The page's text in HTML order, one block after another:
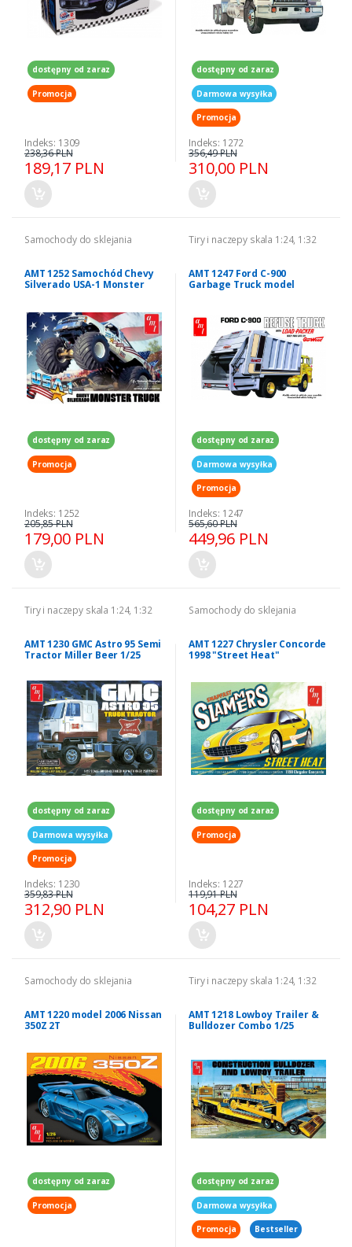
dostępny od zaraz
Promocja
Indeks: 1309
189,17 PLN
238,36 PLN
dostępny od zaraz
Darmowa wysyłka
Promocja
Indeks: 1272
310,00 PLN
356,49 PLN
Samochody do sklejania
AMT 1252 Samochód Chevy
Silverado USA-1 Monster
dostępny od zaraz
Promocja
Indeks: 1252
179,00 PLN
205,85 PLN
Tiry i naczepy skala 1:24, 1:32
AMT 1247 Ford C-900
Garbage Truck model
dostępny od zaraz
Darmowa wysyłka
Promocja
Indeks: 1247
449,96 PLN
565,60 PLN
Tiry i naczepy skala 1:24, 1:32
AMT 1230 GMC Astro 95 Semi
Tractor Miller Beer 1/25
dostępny od zaraz
Darmowa wysyłka
Promocja
Indeks: 1230
312,90 PLN
359,83 PLN
Samochody do sklejania
AMT 1227 Chrysler Concorde
1998 "Street Heat"
dostępny od zaraz
Promocja
Indeks: 1227
104,27 PLN
119,91 PLN
Samochody do sklejania
AMT 1220 model 2006 Nissan
350Z 2T
dostępny od zaraz
Promocja
Tiry i naczepy skala 1:24, 1:32
AMT 1218 Lowboy Trailer &
Bulldozer Combo 1/25
dostępny od zaraz
Darmowa wysyłka
Promocja Bestseller